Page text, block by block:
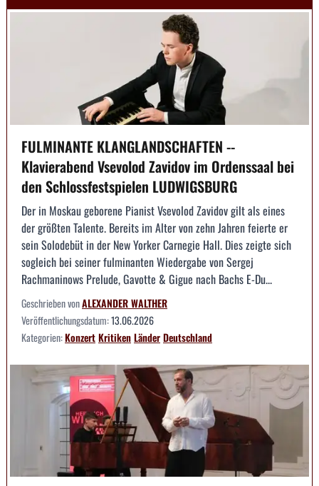
FULMINANTE KLANGLANDSCHAFTEN --
Klavierabend Vsevolod Zavidov im Ordenssaal bei
den Schlossfestspielen LUDWIGSBURG
Der in Moskau geborene Pianist Vsevolod Zavidov gilt als eines
der größten Talente. Bereits im Alter von zehn Jahren feierte er
sein Solodebüt in der New Yorker Carnegie Hall. Dies zeigte sich
sogleich bei seiner fulminanten Wiedergabe von Sergej
Rachmaninows Prelude, Gavotte & Gigue nach Bachs E-Du...
Geschrieben vonALEXANDER WALTHER
Veröffentlichungsdatum:13.06.2026
Kategorien:KonzertKritikenLänderDeutschland